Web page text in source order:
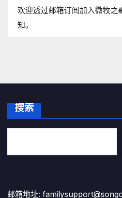
欢迎透过邮箱订阅加入微牧之
知。
搜索
邮箱地址: